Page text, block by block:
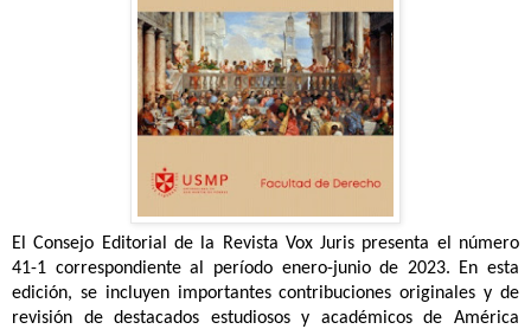
El Consejo Editorial de la Revista Vox Juris presenta el número
41-1 correspondiente al período enero-junio de 2023. En esta
edición, se incluyen importantes contribuciones originales y de
revisión de destacados estudiosos y académicos de América